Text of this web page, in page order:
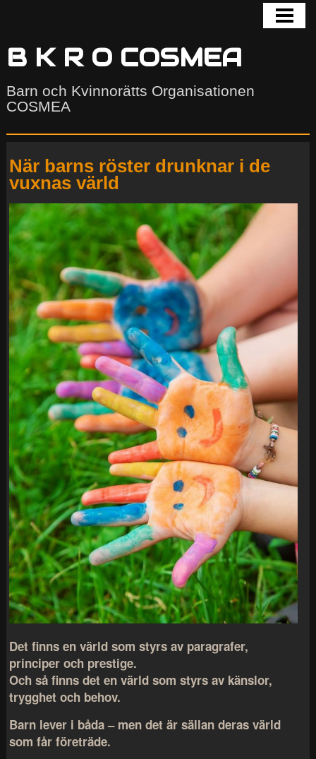
BLOGG
COSMEA
KONTAKTA
AKTUELLT
UTSATTHET
FORUM
COSMEA COMMUNITY
B K R O COSMEA
Barn och Kvinnorätts Organisationen
COSMEA
När barns röster drunknar i de
vuxnas värld
Det finns en värld som styrs av paragrafer,
principer och prestige.
Och så finns det en värld som styrs av känslor,
trygghet och behov.
Barn lever i båda – men det är sällan deras värld
som får företräde.